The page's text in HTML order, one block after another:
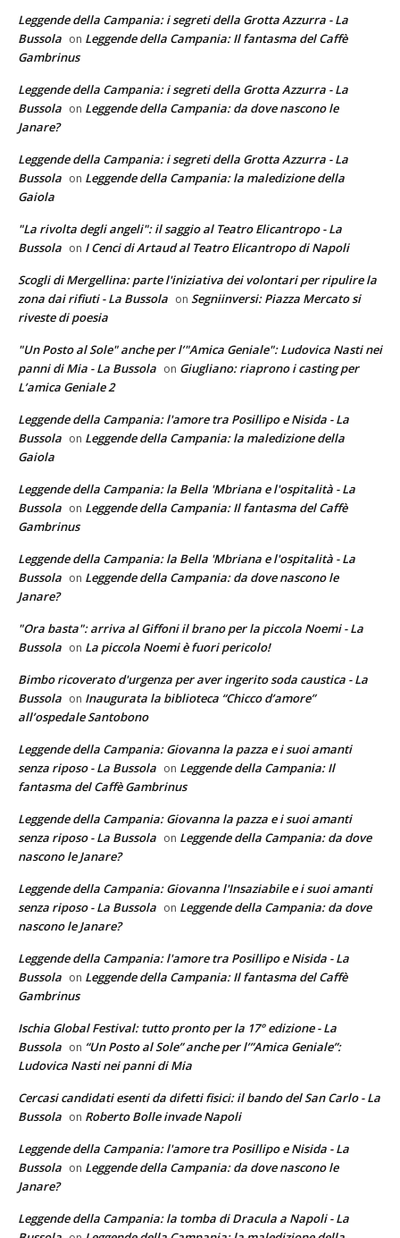
Leggende della Campania: i segreti della Grotta Azzurra - La
Bussola on Leggende della Campania: Il fantasma del Caffè
Gambrinus
Leggende della Campania: i segreti della Grotta Azzurra - La
Bussola on Leggende della Campania: da dove nascono le
Janare?
Leggende della Campania: i segreti della Grotta Azzurra - La
Bussola on Leggende della Campania: la maledizione della
Gaiola
"La rivolta degli angeli": il saggio al Teatro Elicantropo - La
Bussola on I Cenci di Artaud al Teatro Elicantropo di Napoli
Scogli di Mergellina: parte l'iniziativa dei volontari per ripulire la
zona dai rifiuti - La Bussola on Segniinversi: Piazza Mercato si
riveste di poesia
"Un Posto al Sole" anche per l’"Amica Geniale": Ludovica Nasti nei
panni di Mia - La Bussola on Giugliano: riaprono i casting per
L’amica Geniale 2
Leggende della Campania: l'amore tra Posillipo e Nisida - La
Bussola on Leggende della Campania: la maledizione della
Gaiola
Leggende della Campania: la Bella 'Mbriana e l'ospitalità - La
Bussola on Leggende della Campania: Il fantasma del Caffè
Gambrinus
Leggende della Campania: la Bella 'Mbriana e l'ospitalità - La
Bussola on Leggende della Campania: da dove nascono le
Janare?
"Ora basta": arriva al Giffoni il brano per la piccola Noemi - La
Bussola on La piccola Noemi è fuori pericolo!
Bimbo ricoverato d'urgenza per aver ingerito soda caustica - La
Bussola on Inaugurata la biblioteca “Chicco d’amore”
all’ospedale Santobono
Leggende della Campania: Giovanna la pazza e i suoi amanti
senza riposo - La Bussola on Leggende della Campania: Il
fantasma del Caffè Gambrinus
Leggende della Campania: Giovanna la pazza e i suoi amanti
senza riposo - La Bussola on Leggende della Campania: da dove
nascono le Janare?
Leggende della Campania: Giovanna l'Insaziabile e i suoi amanti
senza riposo - La Bussola on Leggende della Campania: da dove
nascono le Janare?
Leggende della Campania: l'amore tra Posillipo e Nisida - La
Bussola on Leggende della Campania: Il fantasma del Caffè
Gambrinus
Ischia Global Festival: tutto pronto per la 17° edizione - La
Bussola on “Un Posto al Sole” anche per l’”Amica Geniale”:
Ludovica Nasti nei panni di Mia
Cercasi candidati esenti da difetti fisici: il bando del San Carlo - La
Bussola on Roberto Bolle invade Napoli
Leggende della Campania: l'amore tra Posillipo e Nisida - La
Bussola on Leggende della Campania: da dove nascono le
Janare?
Leggende della Campania: la tomba di Dracula a Napoli - La